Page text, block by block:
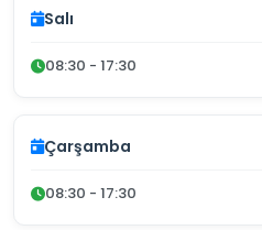
Salı
08:30 - 17:30
Çarşamba
08:30 - 17:30